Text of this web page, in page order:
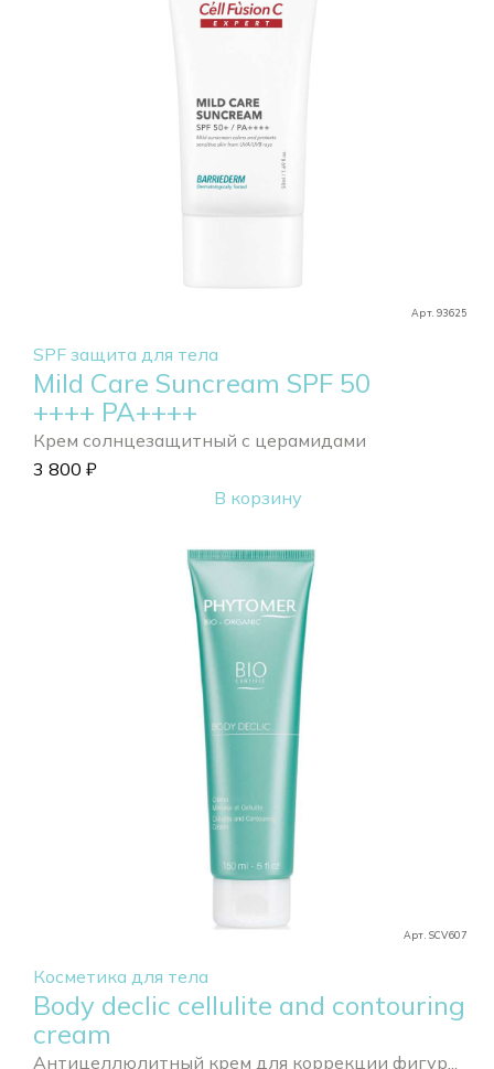
Арт. 93625
SPF защита для тела
Mild Care Suncream SPF 50
++++ РА++++
Крем солнцезащитный с церамидами
3 800 ₽
В корзину
Арт. SCV607
Косметика для тела
Body declic cellulite and contouring
cream
Антицеллюлитный крем для коррекции фигур...